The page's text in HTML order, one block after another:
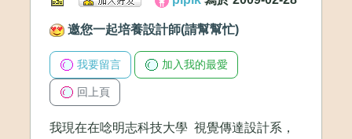
邀您一起培養設計師(請幫幫忙)
我要留言 加入我的最愛
回上頁
我現在在唸明志科技大學 視覺傳達設計系，